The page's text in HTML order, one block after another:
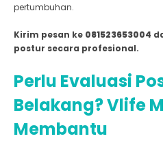
pertumbuhan.
Kirim pesan ke 081523653004
postur secara profesional.
Perlu Evaluasi
Belakang? Vlife
Membantu